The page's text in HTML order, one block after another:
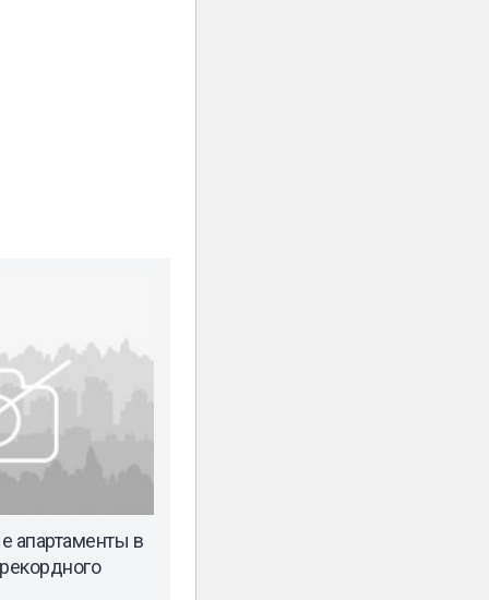
апартаменты в